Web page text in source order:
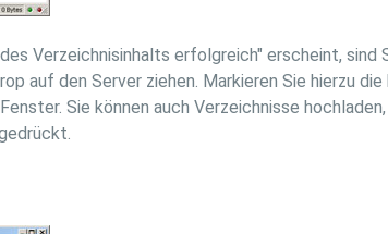
Verzeichnisinhalts erfolgreich" erscheint, sind
auf den Server ziehen. Markieren Sie hierzu
Sie können auch Verzeichnisse